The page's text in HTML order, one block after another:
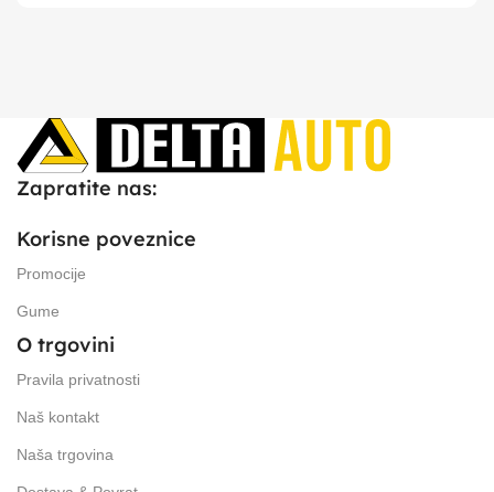
Zapratite nas:
Korisne poveznice
Promocije
Gume
O trgovini
Pravila privatnosti
Naš kontakt
Naša trgovina